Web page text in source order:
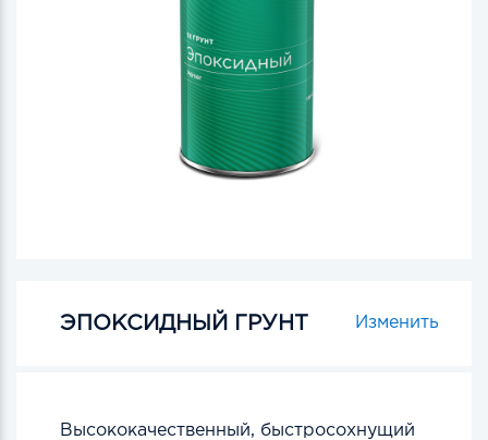
ЭПОКСИДНЫЙ ГРУНТ Изменить
Высококачественный, быстросохнущий